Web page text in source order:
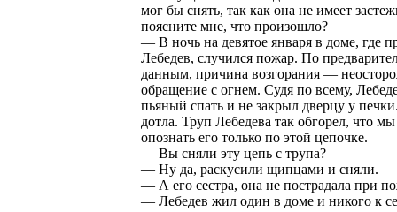
мог бы снять, так как она не имеет
поясните мне, что произошло?
— В ночь на девятое января в доме, где
Лебедев, случился пожар. По
данным, причина возгорания —
обращение с огнем. Судя по всему,
пьяный спать и не закрыл дверцу у
дотла. Труп Лебедева так обгорел, что
опознать его только по этой цепочке.
— Вы сняли эту цепь с трупа?
— Ну да, раскусили щипцами и сняли.
— А его сестра, она не пострадала при
— Лебедев жил один в доме и никого к